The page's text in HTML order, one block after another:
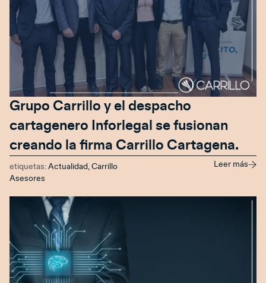
Grupo Carrillo y el despacho
cartagenero Inforlegal se fusionan
creando la firma Carrillo Cartagena.
etiquetas: Actualidad , Carrillo
Asesores
Leer más